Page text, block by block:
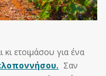
κι ετοιμάσου για ένα
Σαν